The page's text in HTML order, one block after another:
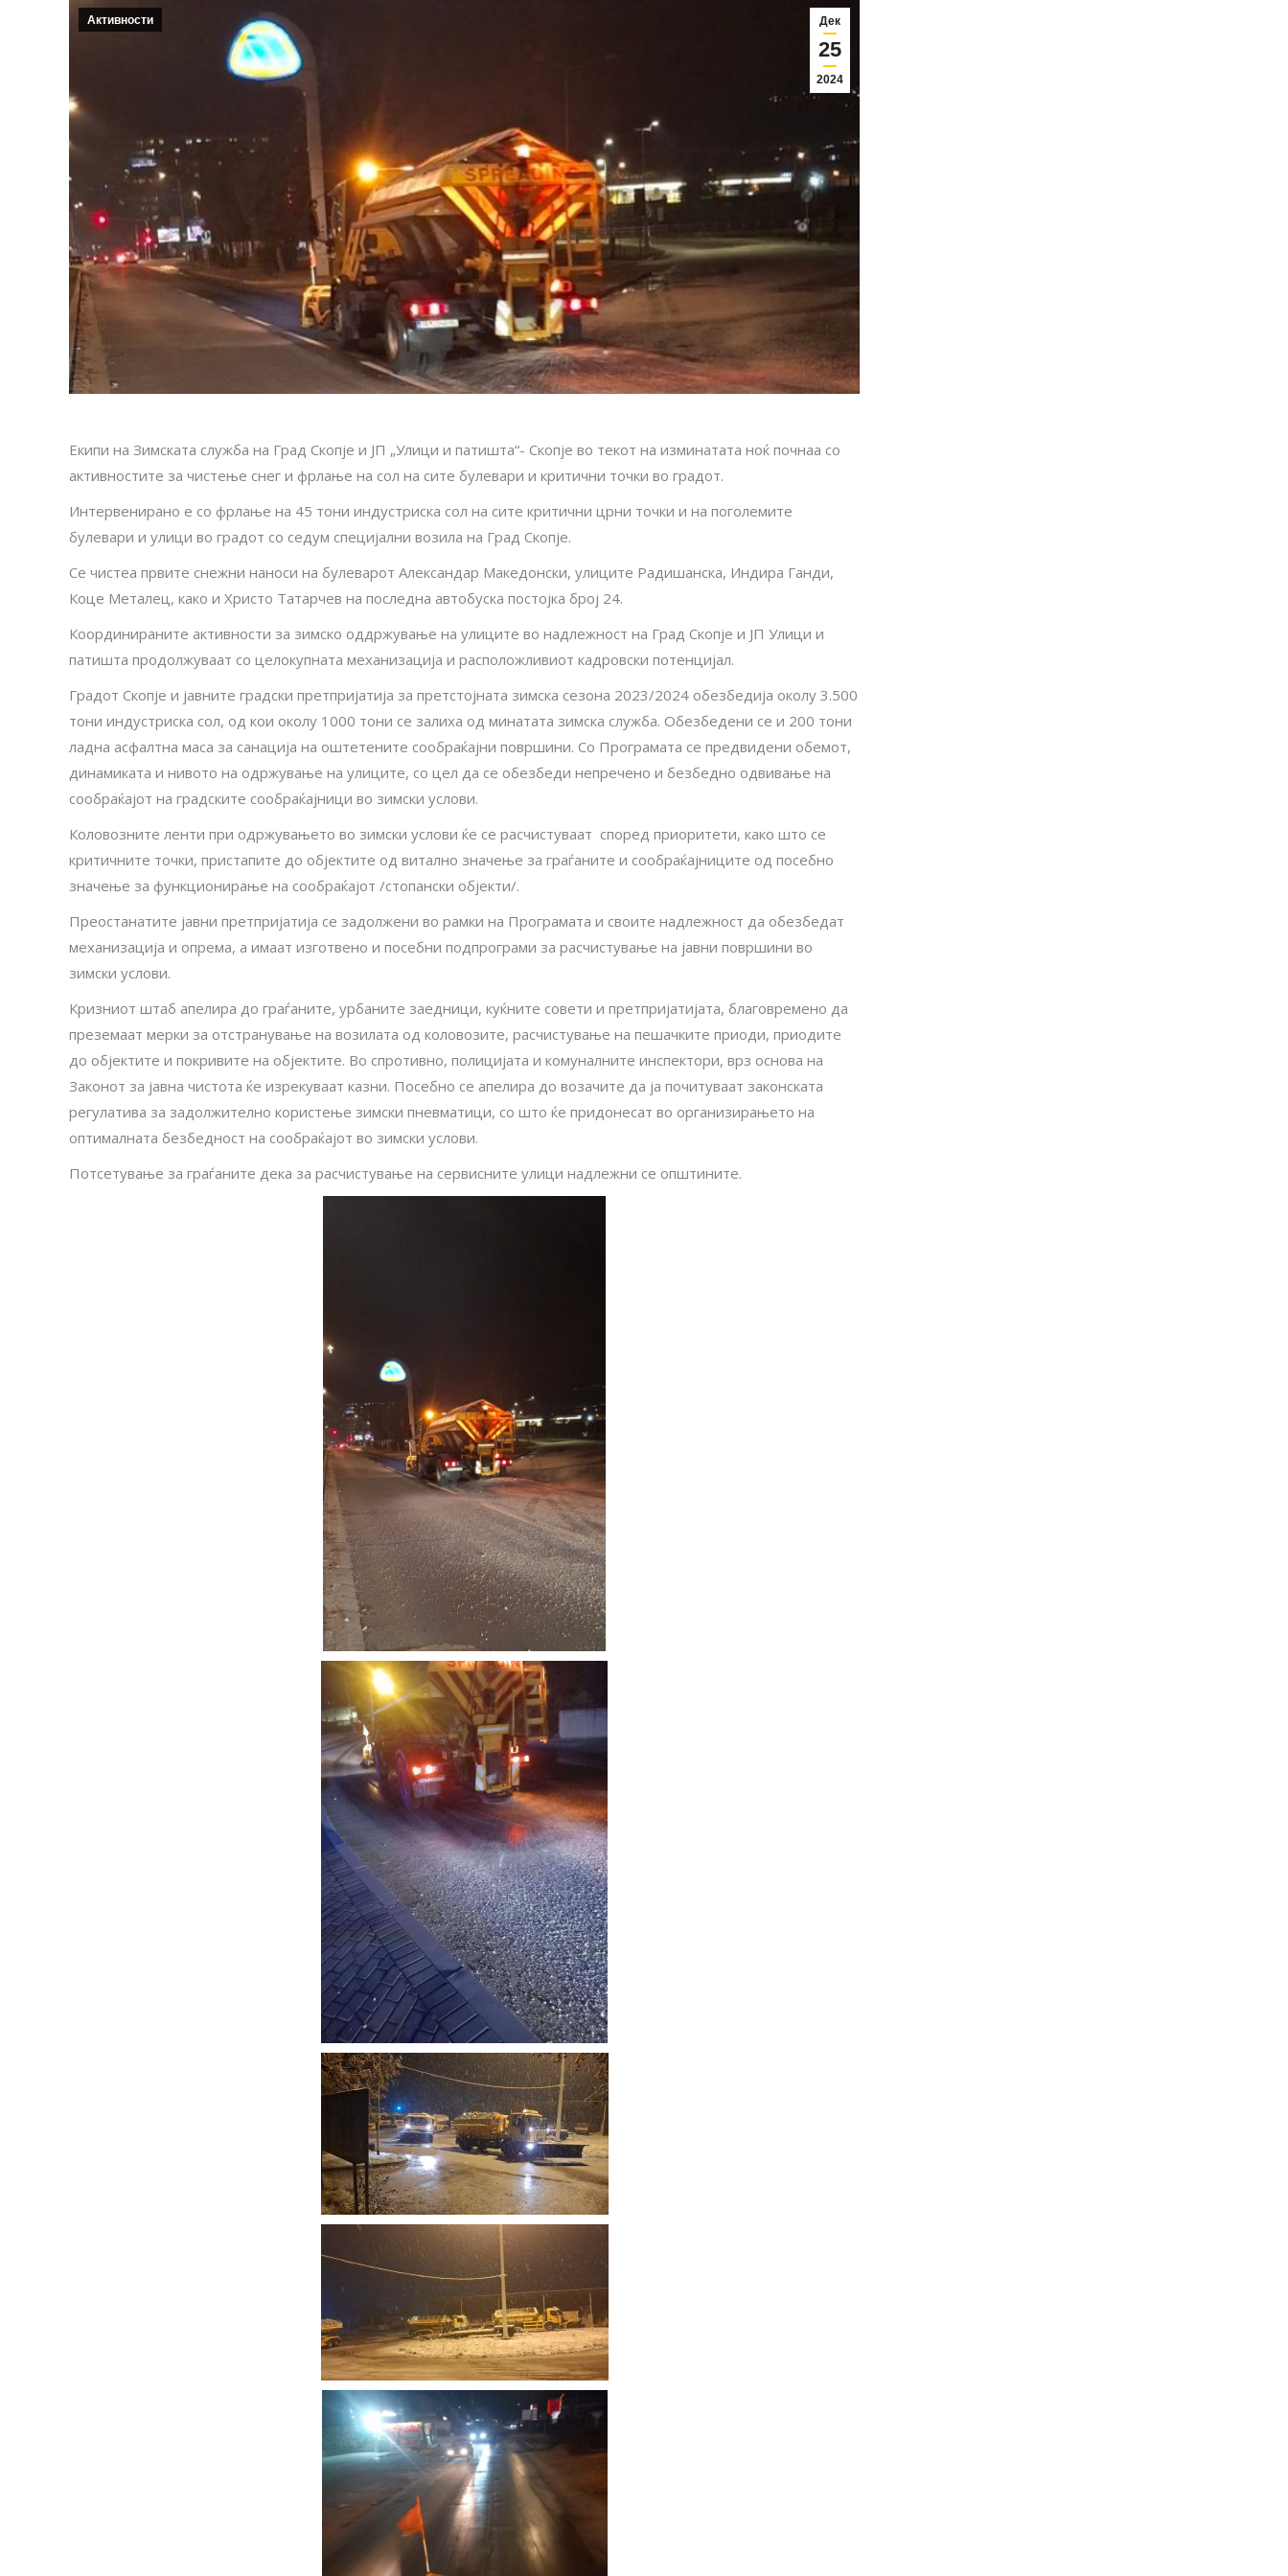
Дек
25
2024
Активности
Екипи на Зимската служба на Град Скопје и ЈП „Улици и патишта“- Скопје во текот на изминатата ноќ почнаа со
активностите за чистење снег и фрлање на сол на сите булевари и критични точки во градот.
Интервенирано е со фрлање на 45 тони индустриска сол на сите критични црни точки и на поголемите
булевари и улици во градот со седум специјални возила на Град Скопје.
Се чистеа првите снежни наноси на булеварот Александар Македонски, улиците Радишанска, Индира Ганди,
Коце Металец, како и Христо Татарчев на последна автобуска постојка број 24.
Координираните активности за зимско оддржување на улиците во надлежност на Град Скопје и ЈП Улици и
патишта продолжуваат со целокупната механизација и расположливиот кадровски потенцијал.
Градот Скопје и јавните градски претпријатија за претстојната зимска сезона 2023/2024 обезбедија околу 3.500
тони индустриска сол, од кои околу 1000 тони се залиха од минатата зимска служба. Обезбедени се и 200 тони
ладна асфалтна маса за санација на оштетените сообраќајни површини. Со Програмата се предвидени обемот,
динамиката и нивото на одржување на улиците, со цел да се обезбеди непречено и безбедно одвивање на
сообраќајот на градските сообраќајници во зимски услови.
Кoловозните ленти при одржувањето во зимски услови ќе се расчистуваат според приоритети, како што се
критичните точки, пристапите до објектите од витално значење за граѓаните и сообраќајниците од посебно
значење за функционирање на сообраќајот /стопански објекти/.
Преостанатите јавни претпријатија се задолжени во рамки на Програмата и своите надлежност да обезбедат
механизација и опрема, а имаат изготвено и посебни подпрограми за расчистување на јавни површини во
зимски услови.
Кризниот штаб апелира до граѓаните, урбаните заедници, куќните совети и претпријатијата, благовремено да
преземаат мерки за отстранување на возилата од коловозите, расчистување на пешачките приоди, приодите
до објектите и покривите на објектите. Во спротивно, полицијата и комуналните инспектори, врз основа на
Законот за јавна чистота ќе изрекуваат казни. Посебно се апелира до возачите да ја почитуваат законската
регулатива за задолжително користење зимски пневматици, со што ќе придонесат во организирањето на
оптималната безбедност на сообраќајот во зимски услови.
Потсетување за граѓаните дека за расчистување на сервисните улици надлежни се општините.